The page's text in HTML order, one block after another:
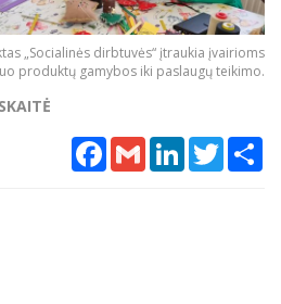
„Socialinės dirbtuvės“ įtraukia įvairioms
produktų gamybos iki paslaugų teikimo.
Facebook
Gmail LinkedInTwitter